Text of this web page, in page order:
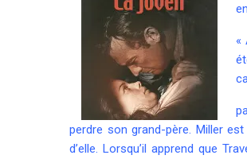
«
perdre son grand-père. Miller
d’elle. Lorsqu’il apprend que